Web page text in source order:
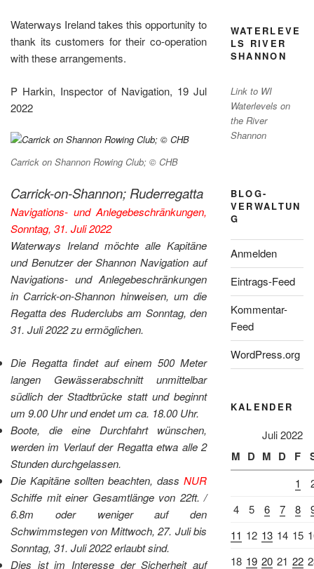
Waterways Ireland takes this opportunity to
thank its customers for their co-operation
with these arrangements.
P Harkin, Inspector of Navigation, 19 Jul
2022
Carrick on Shannon Rowing Club; © CHB
Carrick-on-Shannon; Ruderregatta
Navigations- und Anlegebeschränkungen,
Sonntag, 31. Juli 2022
Waterways Ireland möchte alle Kapitäne
und Benutzer der Shannon Navigation auf
Navigations- und Anlegebeschränkungen
in Carrick-on-Shannon hinweisen, um die
Regatta des Ruderclubs am Sonntag, den
31. Juli 2022 zu ermöglichen.
Die Regatta findet auf einem 500 Meter
langen Gewässerabschnitt unmittelbar
südlich der Stadtbrücke statt und beginnt
um 9.00 Uhr und endet um ca. 18.00 Uhr.
Boote, die eine Durchfahrt wünschen,
werden im Verlauf der Regatta etwa alle 2
Stunden durchgelassen.
Die Kapitäne sollten beachten, dassNUR
Schiffe mit einer Gesamtlänge von 22ft. /
6.8m oder weniger auf den
Schwimmstegen von Mittwoch, 27. Juli bis
Sonntag, 31. Juli 2022 erlaubt sind.
Dies ist im Interesse der Sicherheit auf
WATERLEVE
LS RIVER
SHANNON
Link to WI
Waterlevels on
the River
Shannon
BLOG-
VERWALTUN
G
Anmelden
Eintrags-Feed
Kommentar-
Feed
WordPress.org
KALENDER
Juli 2022
M D M D F
1
4
5 6 7 8
11 12 13 14 15
18 19 20 21 22